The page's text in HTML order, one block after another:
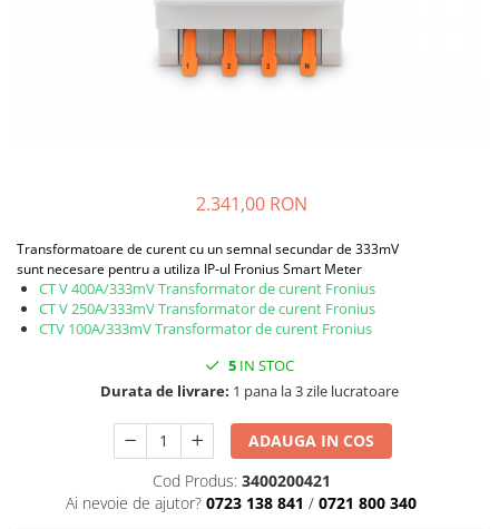
2.341,00 RON
Transformatoare de curent cu un semnal secundar de 333mV
sunt necesare pentru a utiliza IP-ul Fronius Smart Meter
CT V 400A/333mV Transformator de curent Fronius
CT V 250A/333mV Transformator de curent Fronius
CTV 100A/333mV Transformator de curent Fronius
5 IN STOC
Durata de livrare: 1 pana la 3 zile lucratoare
ADAUGA IN COS
Cod Produs: 3400200421
Ai nevoie de ajutor? 0723 138 841 / 0721 800 340